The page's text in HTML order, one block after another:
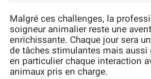
Malgré ces challenges, la
soigneur animalier reste une
enrichissante. Chaque jour sera
de tâches stimulantes mais aussi
en particulier chaque interaction
animaux pris en charge.